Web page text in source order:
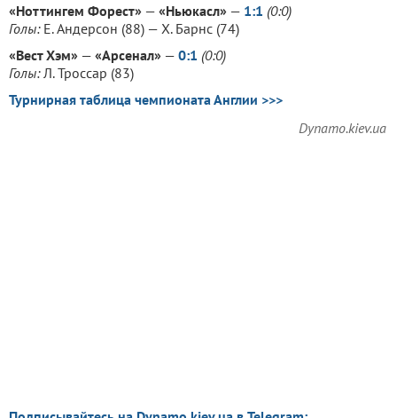
«Ноттингем Форест» — «Ньюкасл» — 1:1 (0:0)
Голы: E. Андерсон (88) — Х. Барнс (74)
«Вест Хэм» — «Арсенал» — 0:1 (0:0)
Голы: Л. Троссар (83)
Турнирная таблица чемпионата Англии >>>
Dynamo.kiev.ua